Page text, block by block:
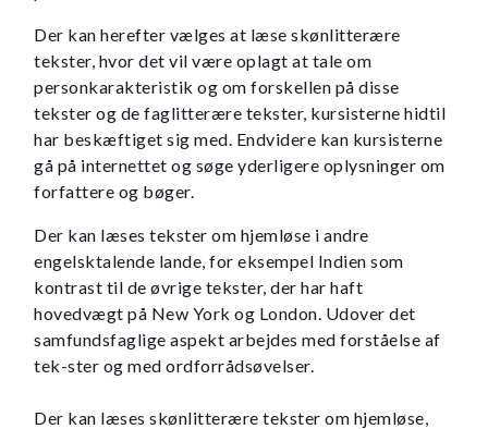
Der kan herefter vælges at læse skønlitterære
tekster, hvor det vil være oplagt at tale om
personkarakteristik og om forskellen på disse
tekster og de faglitterære tekster, kursisterne hidtil
har beskæftiget sig med. Endvidere kan kursisterne
gå på internettet og søge yderligere oplysninger om
forfattere og bøger.
Der kan læses tekster om hjemløse i andre
engelsktalende lande, for eksempel Indien som
kontrast til de øvrige tekster, der har haft
hovedvægt på New York og London. Udover det
samfundsfaglige aspekt arbejdes med forståelse af
tek-ster og med ordforrådsøvelser.
Der kan læses skønlitterære tekster om hjemløse,